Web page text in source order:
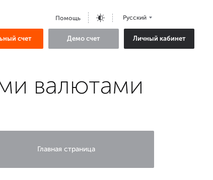
Помощь Русский
счет Демо счет Личный кабинет
валютами
Главная страница